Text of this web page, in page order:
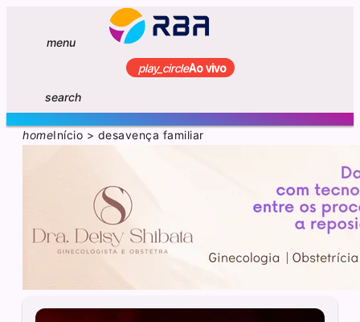
menu
play_circleAo vivo
search
homeInício > desavença familiar